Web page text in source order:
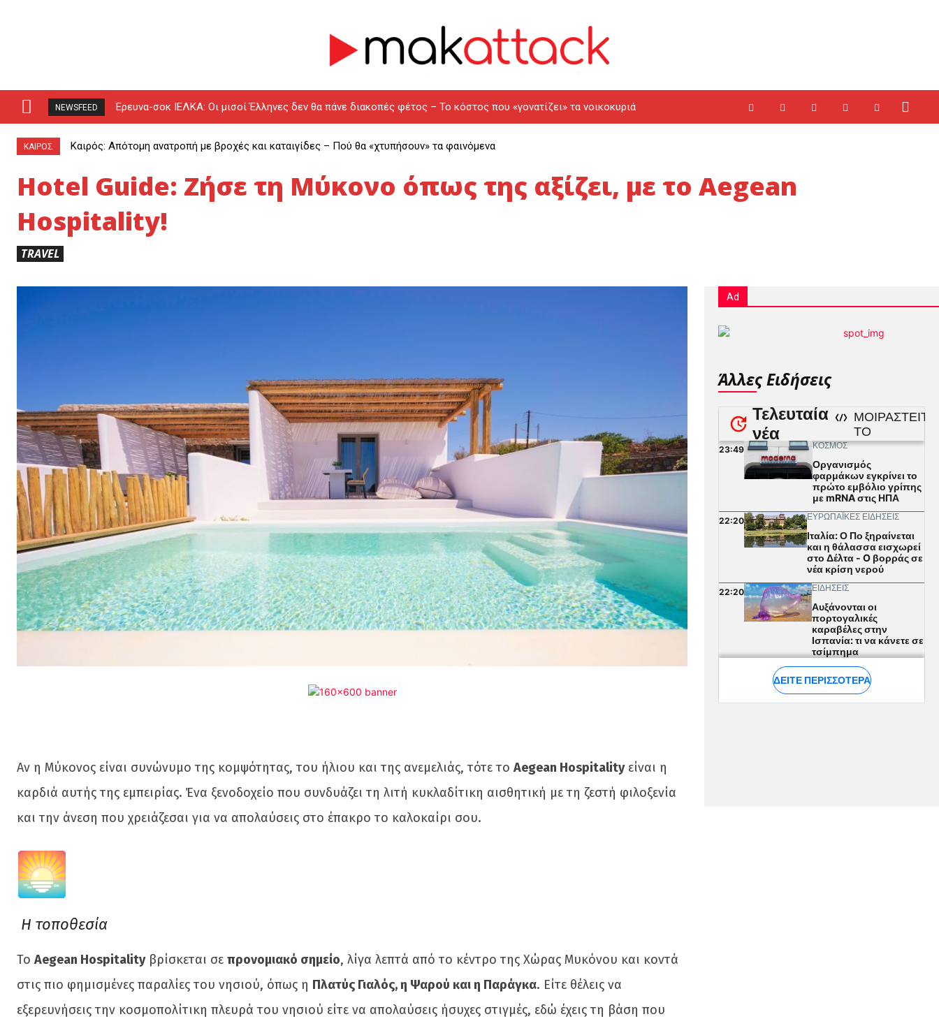
NEWSFEED Έρευνα-σοκ ΙΕΛΚΑ: Οι μισοί Έλληνες δεν θα πάνε διακοπές φέτος – Το κόστος που «γονατίζει» τα νοικοκυριά
ΚΑΙΡΟΣ Καιρός: Απότομη ανατροπή με βροχές και καταιγίδες – Πού θα «χτυπήσουν» τα φαινόμενα
Ηotel Guide: Ζήσε τη Μύκονο όπως της αξίζει, με το Aegean
Hospitality!
TRAVEL
Αν η Μύκονος είναι συνώνυμο της κομψότητας, του ήλιου και της ανεμελιάς, τότε το Aegean Hospitalityείναι η
καρδιά αυτής της εμπειρίας. Ένα ξενοδοχείο που συνδυάζει τη λιτή κυκλαδίτικη αισθητική με τη ζεστή φιλοξενία
και την άνεση που χρειάζεσαι για να απολαύσεις στο έπακρο το καλοκαίρι σου.
Η τοποθεσία
Το Aegean Hospitalityβρίσκεται σε προνομιακό σημείο, λίγα λεπτά από το κέντρο της Χώρας Μυκόνου και κοντά
στις πιο φημισμένες παραλίες του νησιού, όπως η Πλατύς Γιαλός, η Ψαρού και η Παράγκα. Είτε θέλεις να
εξερευνήσεις την κοσμοπολίτικη πλευρά του νησιού είτε να απολαύσεις ήσυχες στιγμές, εδώ έχεις τη βάση που
Ad
Άλλες Ειδήσεις